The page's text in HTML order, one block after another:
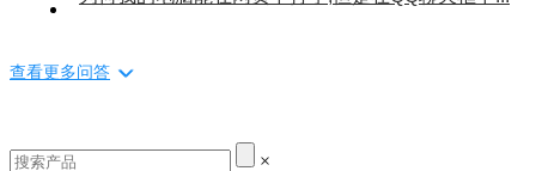
查看更多问答
×